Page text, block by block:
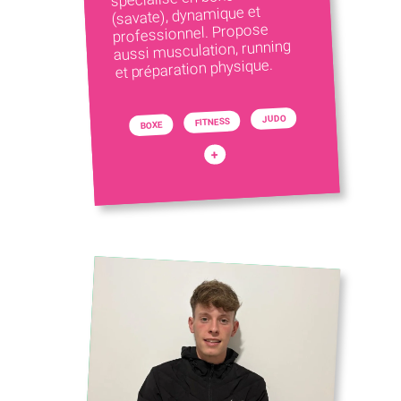
(savate), dynamique et
professionnel. Propose
aussi musculation, running
et préparation physique.
BOXE FITNESS JUDO
+